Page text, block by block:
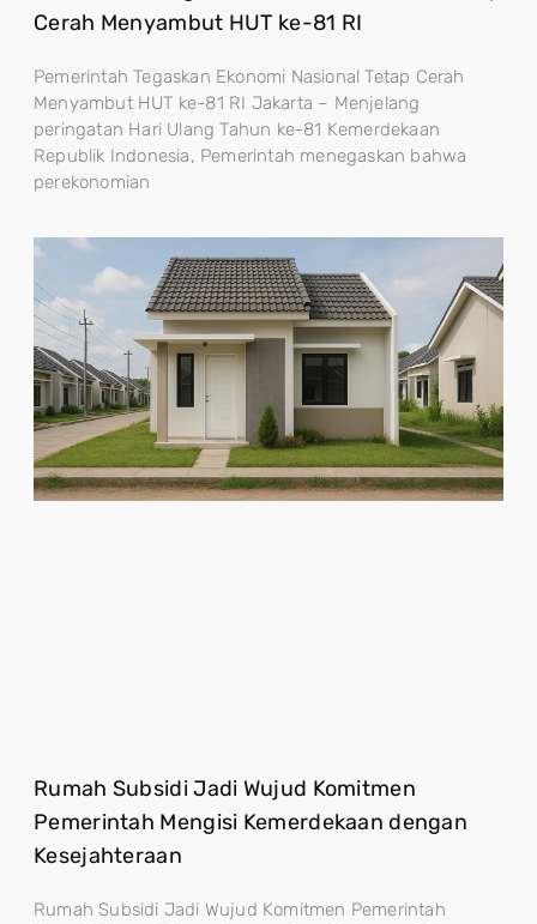
Cerah Menyambut HUT ke-81 RI
Pemerintah Tegaskan Ekonomi Nasional Tetap Cerah
Menyambut HUT ke-81 RI Jakarta – Menjelang
peringatan Hari Ulang Tahun ke-81 Kemerdekaan
Republik Indonesia, Pemerintah menegaskan bahwa
perekonomian
Rumah Subsidi Jadi Wujud Komitmen
Pemerintah Mengisi Kemerdekaan dengan
Kesejahteraan
Rumah Subsidi Jadi Wujud Komitmen Pemerintah